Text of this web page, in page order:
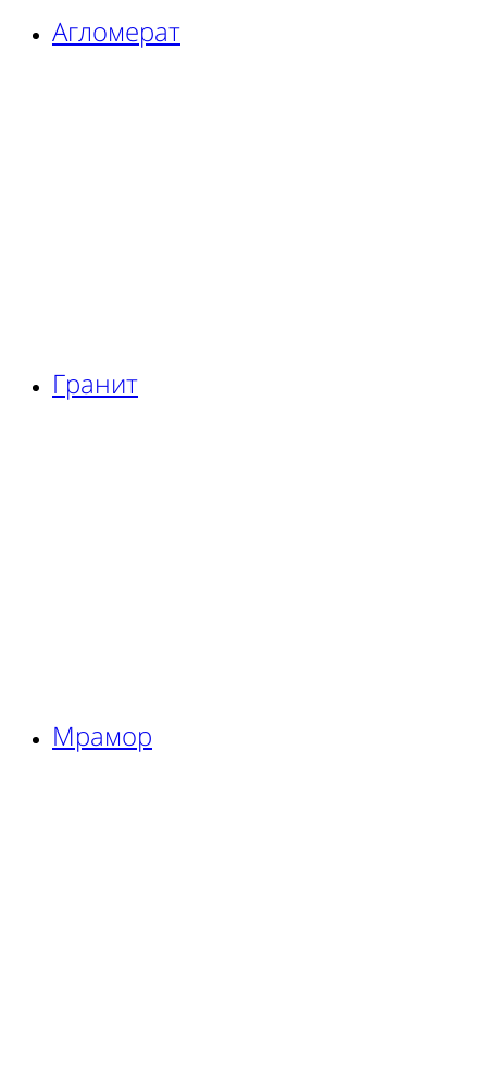
Агломерат
Гранит
Мрамор